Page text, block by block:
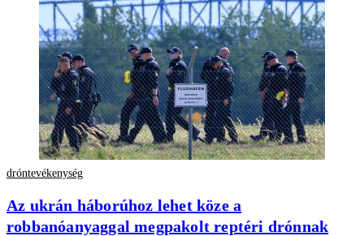
dróntevékenység
Az ukrán háborúhoz lehet köze a
robbanóanyaggal megpakolt reptéri drónnak